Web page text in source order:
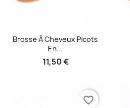
Aperçu rapide
Brosse À Cheveux Picots
En...
11,50 €
favorite_border